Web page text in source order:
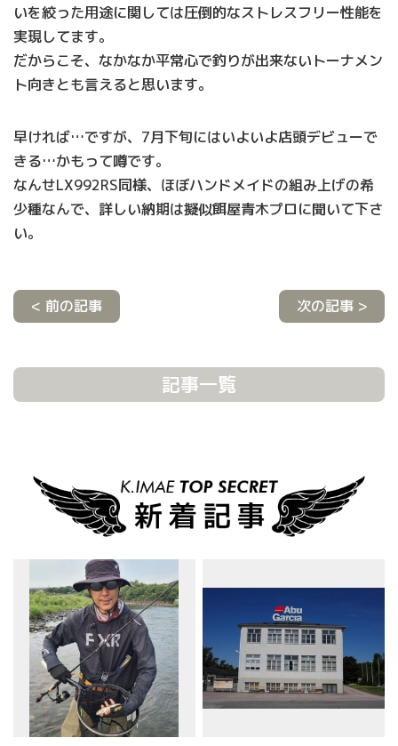
いを絞った用途に関しては圧倒的なストレスフリー性能を
実現してます。
だからこそ、なかなか平常心で釣りが出来ないトーナメン
ト向きとも言えると思います。
早ければ…ですが、7月下旬にはいよいよ店頭デビューで
きる…かもって噂です。
なんせLX992RS同様、ほぼハンドメイドの組み上げの希
少種なんで、詳しい納期は擬似餌屋青木プロに聞いて下さ
い。
< 前の記事 次の記事 >
記事一覧